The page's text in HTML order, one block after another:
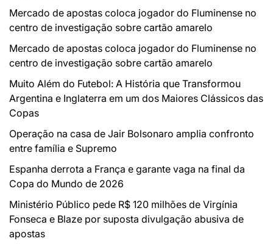
Mercado de apostas coloca jogador do Fluminense no
centro de investigação sobre cartão amarelo
Mercado de apostas coloca jogador do Fluminense no
centro de investigação sobre cartão amarelo
Muito Além do Futebol: A História que Transformou
Argentina e Inglaterra em um dos Maiores Clássicos das
Copas
Operação na casa de Jair Bolsonaro amplia confronto
entre família e Supremo
Espanha derrota a França e garante vaga na final da
Copa do Mundo de 2026
Ministério Público pede R$ 120 milhões de Virgínia
Fonseca e Blaze por suposta divulgação abusiva de
apostas